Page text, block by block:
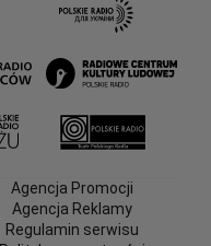
Agencja Promocji
Agencja Reklamy
Regulamin serwisu